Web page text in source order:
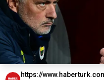
https://